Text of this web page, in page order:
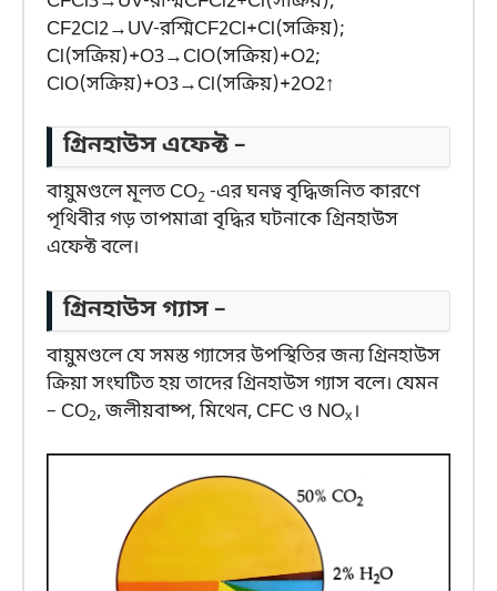
CF2Cl2→UV-রশ্মিCF2Cl+Cl(সক্রিয়);
Cl(সক্রিয়)+O3→ClO(সক্রিয়)+O2;
ClO(সক্রিয়)+O3→Cl(সক্রিয়)+2O2↑
গ্রিনহাউস এফেক্ট –
বায়ুমণ্ডলে মূলত CO2 -এর ঘনত্ব বৃদ্ধিজনিত কারণে
পৃথিবীর গড় তাপমাত্রা বৃদ্ধির ঘটনাকে গ্রিনহাউস
এফেক্ট বলে।
গ্রিনহাউস গ্যাস –
বায়ুমণ্ডলে যে সমস্ত গ্যাসের উপস্থিতির জন্য গ্রিনহাউস
ক্রিয়া সংঘটিত হয় তাদের গ্রিনহাউস গ্যাস বলে। যেমন
– CO2, জলীয়বাষ্প, মিথেন, CFC ও NOx ।